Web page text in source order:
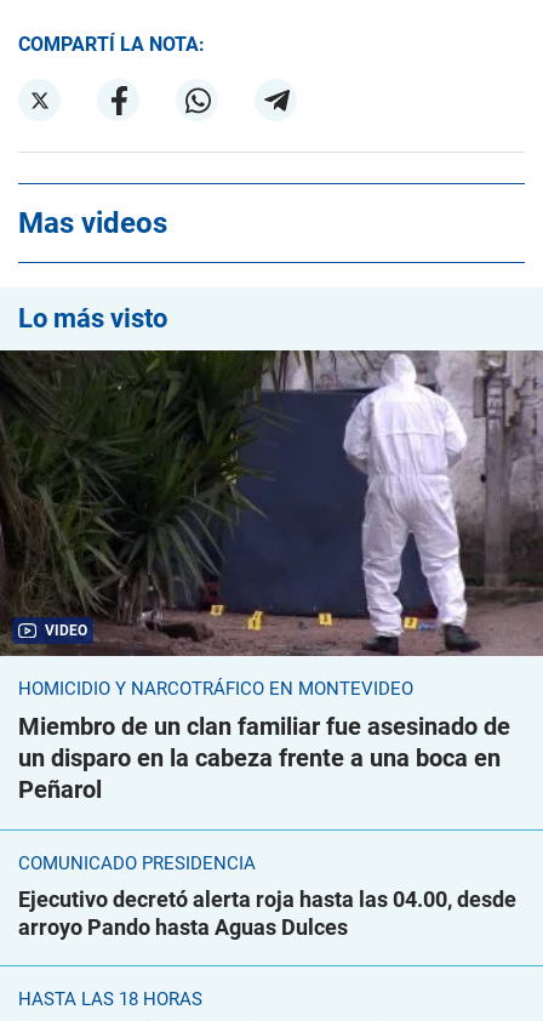
COMPARTÍ LA NOTA:
Mas videos
Lo más visto
VIDEO
HOMICIDIO Y NARCOTRÁFICO EN MONTEVIDEO
Miembro de un clan familiar fue asesinado de
un disparo en la cabeza frente a una boca en
Peñarol
COMUNICADO PRESIDENCIA
Ejecutivo decretó alerta roja hasta las 04.00, desde
arroyo Pando hasta Aguas Dulces
HASTA LAS 18 HORAS